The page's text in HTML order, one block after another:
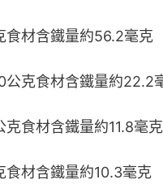
食材含鐵量約56.2毫克
公克食材含鐵量約22.2
克食材含鐵量約11.8毫克
食材含鐵量約10.3毫克